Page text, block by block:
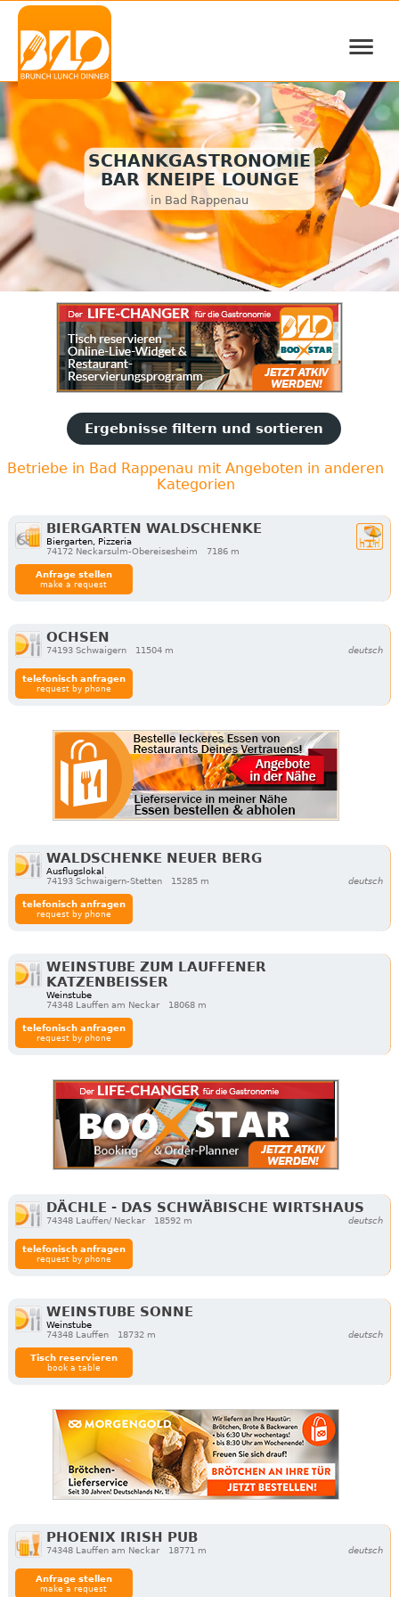
≡
SCHANKGASTRONOMIE
BAR KNEIPE LOUNGE
in Bad Rappenau
Ergebnisse filtern und sortieren
Betriebe in Bad Rappenau mit Angeboten in anderen
Kategorien
BIERGARTEN WALDSCHENKE
Biergarten, Pizzeria
74172 Neckarsulm-Obereisesheim
7186 m
Anfrage stellen
make a request
OCHSEN
74193 Schwaigern 11504 m deutsch
telefonisch anfragen
request by phone
WALDSCHENKE NEUER BERG
Ausflugslokal
74193 Schwaigern-Stetten
15285 m deutsch
telefonisch anfragen
request by phone
WEINSTUBE ZUM LAUFFENER
KATZENBEISSER
Weinstube
74348 Lauffen am Neckar
18068 m
telefonisch anfragen
request by phone
DÄCHLE - DAS SCHWÄBISCHE WIRTSHAUS
74348 Lauffen/ Neckar 18592 m deutsch
telefonisch anfragen
request by phone
WEINSTUBE SONNE
Weinstube
74348 Lauffen
18732 m deutsch
Tisch reservieren
book a table
PHOENIX IRISH PUB
74348 Lauffen am Neckar 18771 m deutsch
Anfrage stellen
make a request